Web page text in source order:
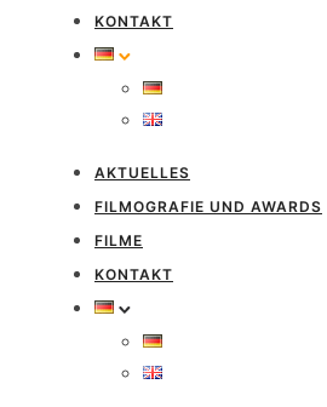
KONTAKT
AKTUELLES
FILMOGRAFIE UND AWARDS
FILME
KONTAKT